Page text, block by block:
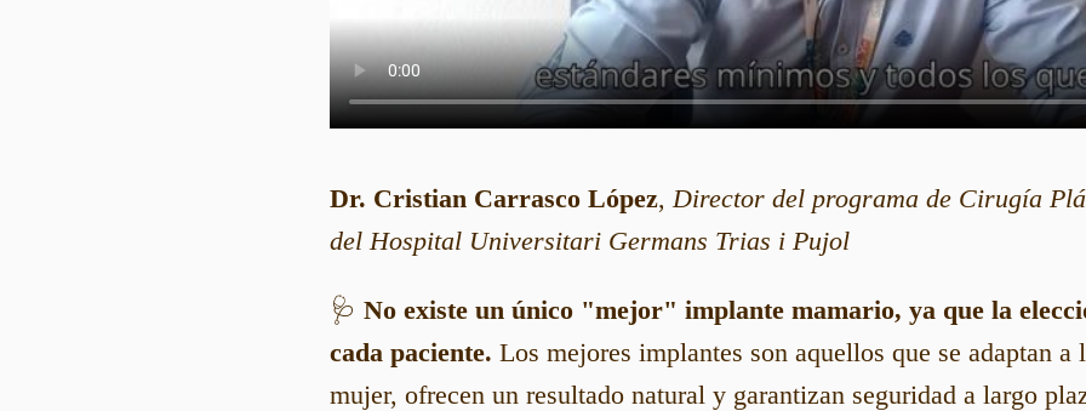
Dr. Cristian Carrasco López, Director del programa de Cirugía
del Hospital Universitari Germans Trias i Pujol
🩺 No existe un único "mejor" implante mamario, ya que la
cada paciente. Los mejores implantes son aquellos que se adaptan a
mujer, ofrecen un resultado natural y garantizan seguridad a largo